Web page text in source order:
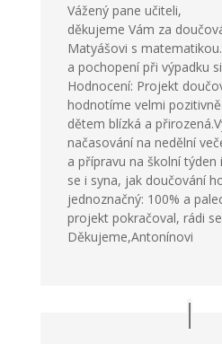
Vážený pane učiteli,
děkujeme Vám za
Matyášovi s
a pochopení při výpadku
Hodnocení: Projekt
hodnotíme velmi
dětem blízká a
načasování na nedělní
a přípravu na školní týden
se i syna, jak doučování
jednoznačný: 100% a
projekt pokračoval, rádi
Děkujeme,Antonínovi